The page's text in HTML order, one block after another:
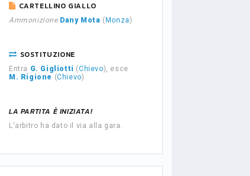
CARTELLINO GIALLO
Ammonizione Dany Mota ( Monza)
SOSTITUZIONE
Entra G. Gigliotti (Chievo), esce
M. Rigione (Chievo)
LA PARTITA È INIZIATA!
L'arbitro ha dato il via alla gara.